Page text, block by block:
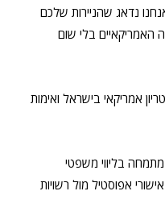
נדאג שהניירות שלכם
האמריקאיים בלי שום
אמריקאי בישראל ואימות
בליווי משפטי
אפוסטיל מול רשויות